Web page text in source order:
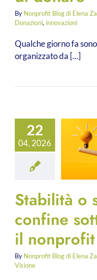
By Nonprofit Blog di Elena
Donazioni, innovazioni
Qualche giorno fa
organizzato da [...]
22
04, 2026
Stabilità o
confine
il nonprofit
By Nonprofit Blog di Elena
Visione